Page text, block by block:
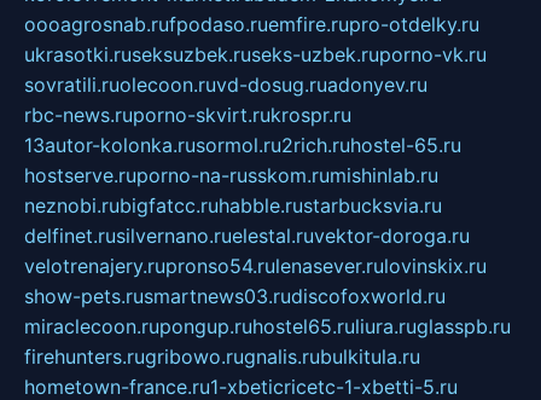
oooagrosnab.rufpodaso.ruemfire.rupro-otdelky.ru
ukrasotki.ruseksuzbek.ruseks-uzbek.ruporno-vk.ru
sovratili.ruolecoon.ruvd-dosug.ruadonyev.ru
rbc-news.ruporno-skvirt.rukrospr.ru
13autor-kolonka.rusormol.ru2rich.ruhostel-65.ru
hostserve.ruporno-na-russkom.rumishinlab.ru
neznobi.rubigfatcc.ruhabble.rustarbucksvia.ru
delfinet.rusilvernano.ruelestal.ruvektor-doroga.ru
velotrenajery.rupronso54.rulenasever.rulovinskix.ru
show-pets.rusmartnews03.rudiscofoxworld.ru
miraclecoon.rupongup.ruhostel65.ruliura.ruglasspb.ru
firehunters.rugribowo.rugnalis.rubulkitula.ru
hometown-france.ru1-xbeticricetc-1-xbetti-5.ru